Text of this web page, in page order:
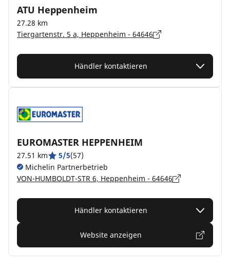
ATU Heppenheim
27.28 km
Tiergartenstr. 5 a, Heppenheim - 64646
Händler kontaktieren
EUROMASTER HEPPENHEIM
27.51 km 5/5(57)
Michelin Partnerbetrieb
VON-HUMBOLDT-STR 6, Heppenheim - 64646
Händler kontaktieren
Website anzeigen